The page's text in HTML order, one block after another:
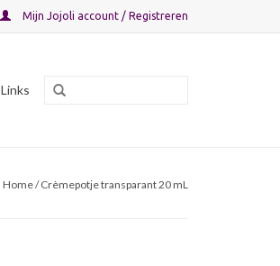
Mijn Jojoli account / Registreren
Links
Home/ Crèmepotje transparant 20 mL